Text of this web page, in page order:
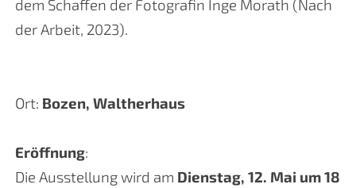
dem Schaffen der Fotografin Inge Morath (Nach
der Arbeit, 2023).
Ort: Bozen, Waltherhaus
Eröffnung:
Die Ausstellung wird am Dienstag, 12. Mai um 18